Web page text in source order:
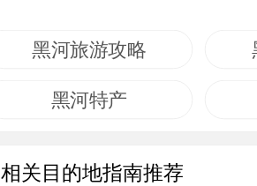
黑河旅游攻略
黑河特产
相关目的地指南推荐